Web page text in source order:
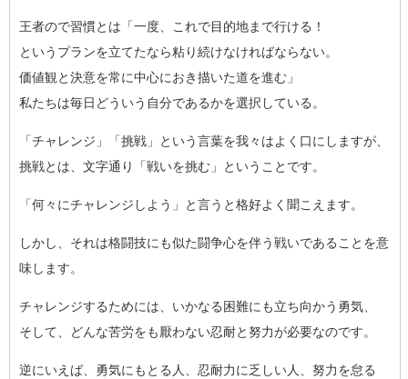
王者ので習慣とは「一度、これで目的地まで行ける！
というプランを立てたなら粘り続けなければならない。
価値観と決意を常に中心におき描いた道を進む」
私たちは毎日どういう自分であるかを選択している。
「チャレンジ」「挑戦」という言葉を我々はよく口にしますが、
挑戦とは、文字通り「戦いを挑む」ということです。
「何々にチャレンジしよう」と言うと格好よく聞こえます。
しかし、それは格闘技にも似た闘争心を伴う戦いであることを意
味します。
チャレンジするためには、いかなる困難にも立ち向かう勇気、
そして、どんな苦労をも厭わない忍耐と努力が必要なのです。
逆にいえば、勇気にもとる人、忍耐力に乏しい人、努力を怠る